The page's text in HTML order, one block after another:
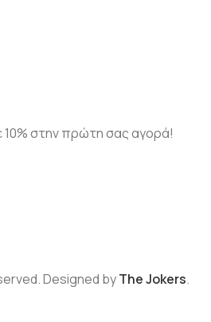
10% στην πρώτη σας αγορά!
Designed byThe Jokers.